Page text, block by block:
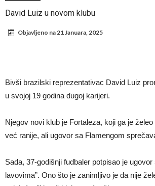
povorka, dirljiva muzika i aplauz koji izazivaju
GROM USMRTIO FUDBALERA: Tragičan
država traži pravdu
David Luiz u novom klubu
Objavljeno na21 Januara, 2025
Bivši brazilski reprezentativac David Luiz
u svojoj 19 godina dugoj karijeri.
Njegov novi klub je Fortaleza, koji ga je
već ranije, ali ugovor sa Flamengom
Sada, 37-godišnji fudbaler potpisao je ugovor
lavovima”. Ono što je zanimljivo je da nije